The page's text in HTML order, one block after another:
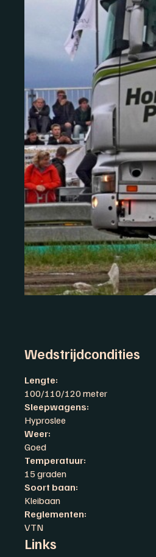
Wedstrijdcondities
Lengte:
100/110/120 meter
Sleepwagens:
Hyproslee
Weer:
Goed
Temperatuur:
15 graden
Soort baan:
Kleibaan
Reglementen:
VTN
Links